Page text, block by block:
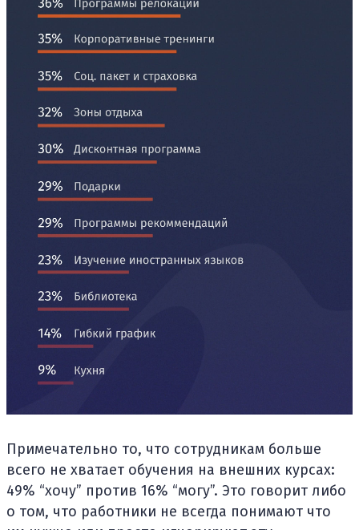
Примечательно то, что сотрудникам больше
всего не хватает обучения на внешних курсах:
49% “хочу” против 16% “могу”. Это говорит либо
о том, что работники не всегда понимают что